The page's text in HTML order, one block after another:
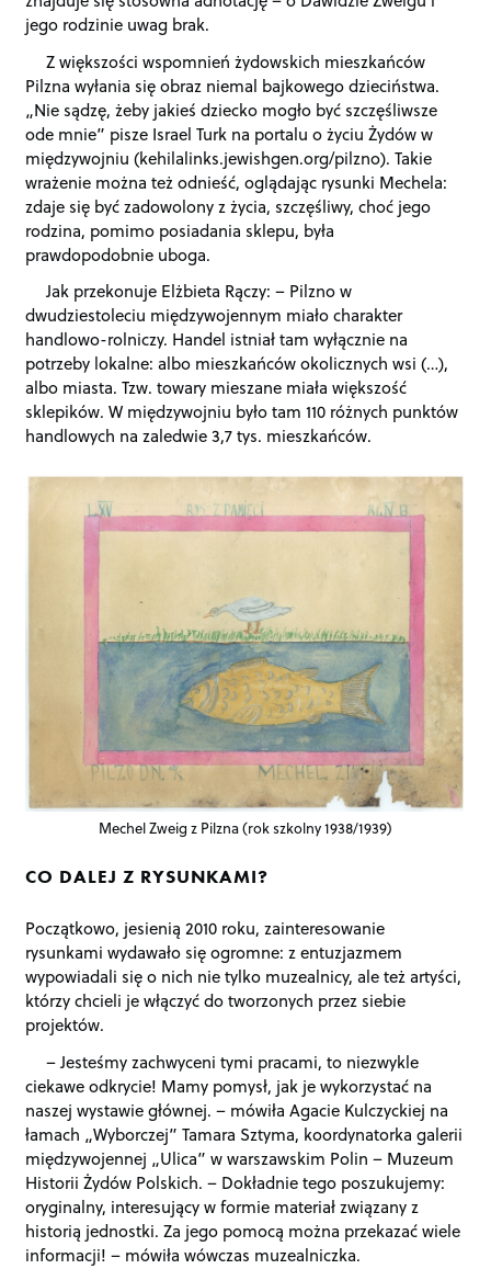
jego rodzinie uwag brak.
Z większości wspomnień żydowskich mieszkańców
Pilzna wyłania się obraz niemal bajkowego dzieciństwa.
„Nie sądzę, żeby jakieś dziecko mogło być szczęśliwsze
ode mnie” pisze Israel Turk na portalu o życiu Żydów w
międzywojniu (kehilalinks.jewishgen.org/pilzno). Takie
wrażenie można też odnieść, oglądając rysunki Mechela:
zdaje się być zadowolony z życia, szczęśliwy, choć jego
rodzina, pomimo posiadania sklepu, była
prawdopodobnie uboga.
Jak przekonuje Elżbieta Rączy: – Pilzno w
dwudziestoleciu międzywojennym miało charakter
handlowo-rolniczy. Handel istniał tam wyłącznie na
potrzeby lokalne: albo mieszkańców okolicznych wsi (…),
albo miasta. Tzw. towary mieszane miała większość
sklepików. W międzywojniu było tam 110 różnych punktów
handlowych na zaledwie 3,7 tys. mieszkańców.
Mechel Zweig z Pilzna (rok szkolny 1938/1939)
CO DALEJ Z RYSUNKAMI?
Początkowo, jesienią 2010 roku, zainteresowanie
rysunkami wydawało się ogromne: z entuzjazmem
wypowiadali się o nich nie tylko muzealnicy, ale też artyści,
którzy chcieli je włączyć do tworzonych przez siebie
projektów.
– Jesteśmy zachwyceni tymi pracami, to niezwykle
ciekawe odkrycie! Mamy pomysł, jak je wykorzystać na
naszej wystawie głównej. – mówiła Agacie Kulczyckiej na
łamach „Wyborczej” Tamara Sztyma, koordynatorka galerii
międzywojennej „Ulica” w warszawskim Polin – Muzeum
Historii Żydów Polskich. – Dokładnie tego poszukujemy:
oryginalny, interesujący w formie materiał związany z
historią jednostki. Za jego pomocą można przekazać wiele
informacji! – mówiła wówczas muzealniczka.